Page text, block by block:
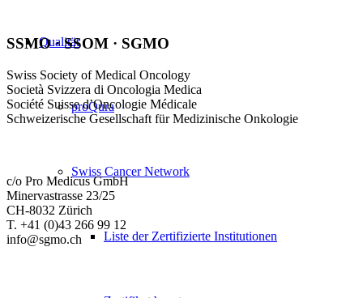
Qualität
proQura
Swiss Cancer Network
Liste der Zertifizierte Institutionen
SSMO · SSOM · SGMO
Swiss Society of Medical Oncology
Società Svizzera di Oncologia Medica
Société Suisse d’Oncologie Médicale
Schweizerische Gesellschaft für Medizinische Onkologie
c/o Pro Medicus GmbH
Minervastrasse 23/25
CH-8032 Zürich
T. +41 (0)43 266 99 12
info@sgmo.ch